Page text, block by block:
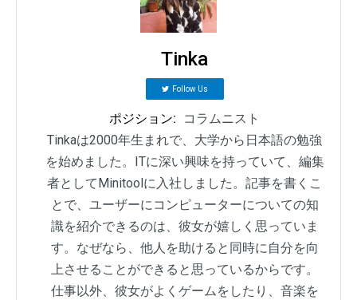
Tinka
Follow Us
ポジション:
コラムニスト
Tinkaは2000年生まれで、大学から日本語の勉強
を始めました。ITに深い興味を持っていて、編集
者としてMinitoolに入社しました。記事を書くこ
とで、ユーザーにコンピューターについての知
識を紹介できるのは、彼女が嬉しく思っていま
す。なぜなら、他人を助けると同時に自分を向
上させることができると思っているからです。
仕事以外、彼女がよくゲームをしたり、音楽を